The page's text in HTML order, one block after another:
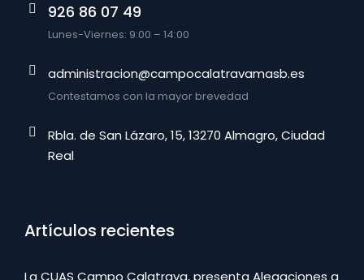
926 86 07 49
Lunes-Viernes: 9:00 – 14:00
administracion@campocalatravamasb.es
Contestamos con la mayor brevedad
Rbla. de San Lázaro, 15, 13270 Almagro, Ciudad
Real
Artículos recientes
La CUAS Campo Calatrava, presenta Alegaciones a